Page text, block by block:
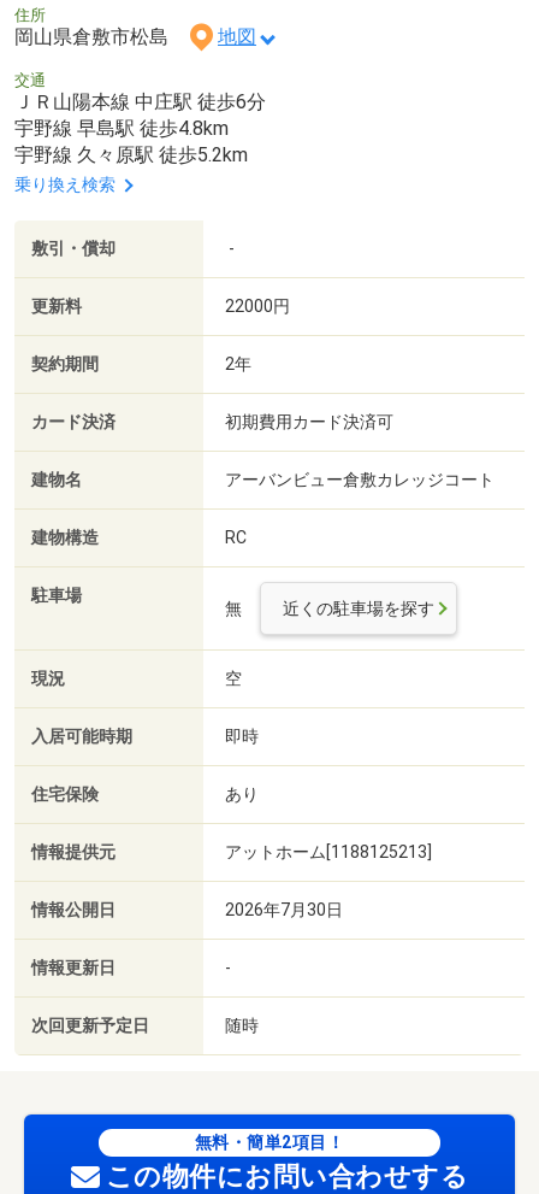
住所
岡山県倉敷市松島 地図
交通
ＪＲ山陽本線 中庄駅 徒歩6分
宇野線 早島駅 徒歩4.8km
宇野線 久々原駅 徒歩5.2km
乗り換え検索
敷引・償却 -
更新料 22000円
契約期間 2年
カード決済 初期費用カード決済可
建物名 アーバンビュー倉敷カレッジコート
建物構造 RC
駐車場
無 近くの駐車場を探す
現況 空
入居可能時期 即時
住宅保険 あり
情報提供元 アットホーム[1188125213]
情報公開日 2026年7月30日
情報更新日 -
次回更新予定日 随時
無料・簡単2項目！
この物件にお問い合わせする